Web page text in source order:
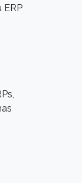
ERP